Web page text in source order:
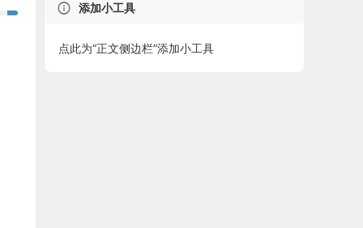
添加小工具
点此为“正文侧边栏”添加小工具